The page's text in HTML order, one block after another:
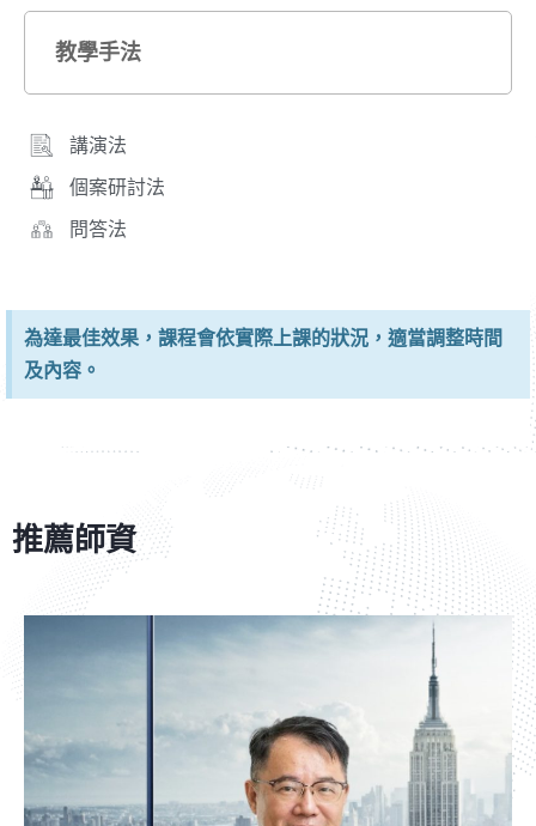
教學手法
講演法
個案研討法
問答法
為達最佳效果，課程會依實際上課的狀況，適當調整時間
及內容。
推薦師資